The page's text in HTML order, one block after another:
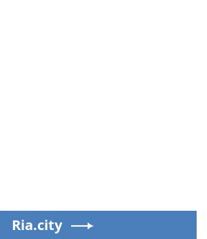
Ria.city